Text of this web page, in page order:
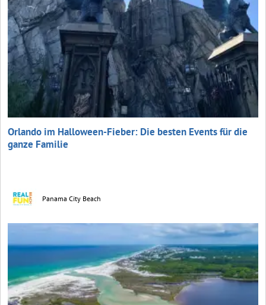
Orlando im Halloween-Fieber: Die besten Events für die
ganze Familie
Panama City Beach